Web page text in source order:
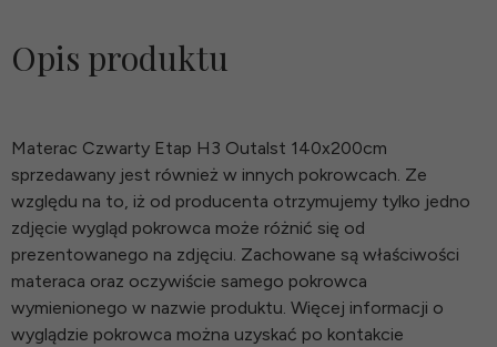
Opis produktu
Materac Czwarty Etap H3 Outalst 140x200cm
sprzedawany jest również w innych pokrowcach. Ze
względu na to, iż od producenta otrzymujemy tylko jedno
zdjęcie wygląd pokrowca może różnić się od
prezentowanego na zdjęciu. Zachowane są właściwości
materaca oraz oczywiście samego pokrowca
wymienionego w nazwie produktu. Więcej informacji o
wyglądzie pokrowca można uzyskać po kontakcie